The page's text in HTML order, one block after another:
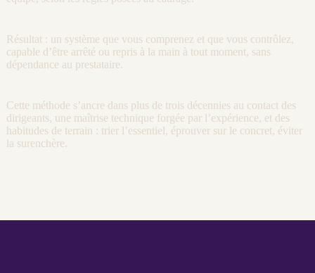
Résultat : un système que vous comprenez et que vous contrôlez,
capable d’être arrêté ou repris à la main à tout moment, sans
dépendance au prestataire.
Cette méthode s’ancre dans plus de trois décennies au contact des
dirigeants, une maîtrise technique forgée par l’expérience, et des
habitudes de terrain : trier l’essentiel, éprouver sur le concret, éviter
la surenchère.